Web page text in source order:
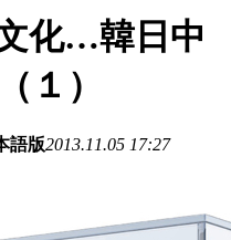
化…韓日中
１）
語版2013.11.05 17:27